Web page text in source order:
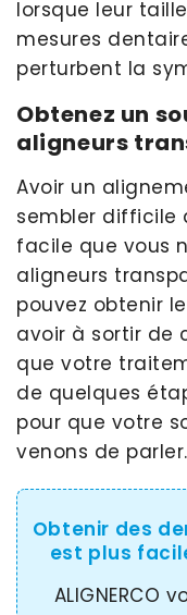
lorsque leur
mesures
perturbent la
Obtenez un
aligneurs
Avoir un
sembler difficile
facile que vous
aligneurs
pouvez obtenir
avoir à sortir de
que votre
de quelques
pour que votre
venons de parler.
Obtenir des
est plus
ALIGNERCO